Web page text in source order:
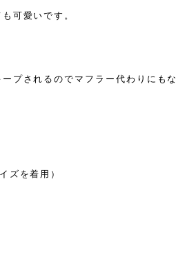
可愛いです。
プされるのでマフラー代わりにもな
ズを着用）